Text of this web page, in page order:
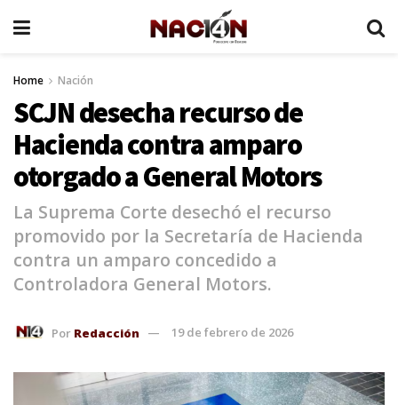
Home Nación
SCJN desecha recurso de
Hacienda contra amparo
otorgado a General Motors
La Suprema Corte desechó el recurso
promovido por la Secretaría de Hacienda
contra un amparo concedido a
Controladora General Motors.
Por Redacción 19 de febrero de 2026